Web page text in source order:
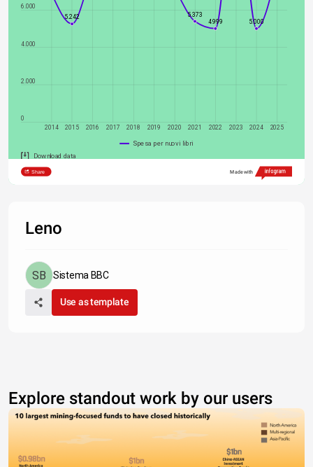
0
2.000
4.000
6.000
2014 2015 2016 2017 2018 2019 2020 2021 2022 2023 2024 2025
5.242
5.373
4.999
5.000
Spesa per nuovi libri
Download data
Share Made with
Leno
Sistema BBC
Use as template
Explore standout work by our users